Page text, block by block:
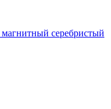
серебристый